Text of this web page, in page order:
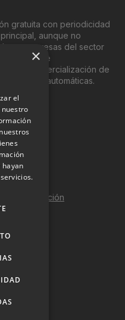
gratuita con periodicidad
aunque no
y empresas del sector
se conoce
a la comercialización de
máquinas automáticas.
la información
×
el
hayan